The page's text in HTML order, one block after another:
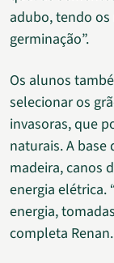
adubo, tendo
germinação”.
Os alunos
selecionar os
invasoras, que
naturais. A
madeira, canos
energia elétrica.
energia,
completa Renan.